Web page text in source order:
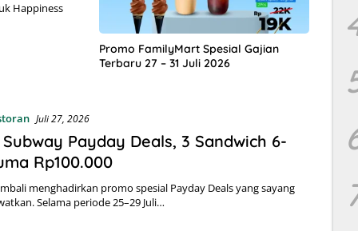
Happiness
Promo FamilyMart Spesial Gajian
Terbaru 27 – 31 Juli 2026
Juli 27, 2026
Payday Deals, 3 Sandwich 6-
Rp100.000
menghadirkan promo spesial Payday Deals yang sayang
Selama periode 25–29 Juli…